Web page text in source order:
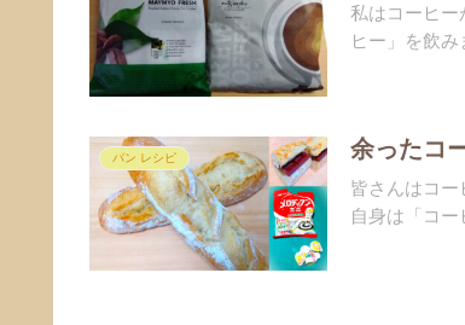
私はコーヒ
ヒー」を飲
パン レシピ 余ったコ
皆さんはコ
自身は「コ